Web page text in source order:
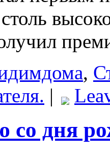
,
|
со дня